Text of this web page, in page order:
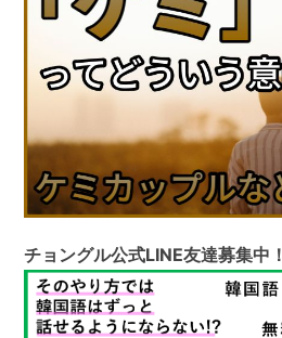
チョングル公式LINE友達募集中！